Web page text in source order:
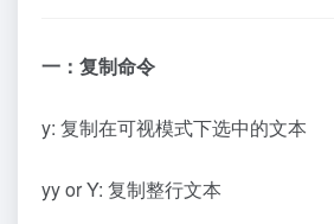
一：复制命令
y: 复制在可视模式下选中的文本
yy or Y: 复制整行文本